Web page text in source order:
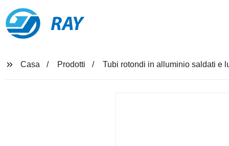
RAY
Casa Prodotti Tubi rotondi in alluminio saldati e